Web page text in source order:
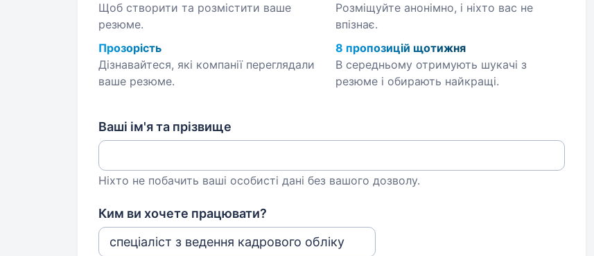
Щоб створити та розмістити ваше
резюме.
Розміщуйте анонімно, і ніхто вас не
впізнає.
Прозорість
Дізнавайтеся, які компанії переглядали
ваше резюме.
8 пропозицій щотижня
В середньому отримують шукачі з
резюме і обирають найкращі.
Ваші ім'я та прізвище
Ніхто не побачить ваші особисті дані без вашого дозволу.
Ким ви хочете працювати?